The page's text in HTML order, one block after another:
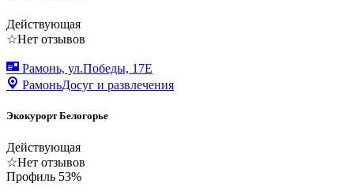
Действующая
☆Нет отзывов
Рамонь, ул.Победы, 17Е
РамоньДосуг и развлечения
Экокурорт Белогорье
Действующая
☆Нет отзывов
Профиль 53%